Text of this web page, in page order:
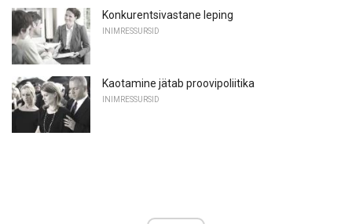
Konkurentsivastane leping
INIMRESSURSID
Kaotamine jätab proovipoliitika
INIMRESSURSID